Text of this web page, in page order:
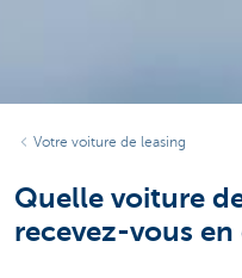
Votre voiture de leasing
Quelle voiture
recevez-vous